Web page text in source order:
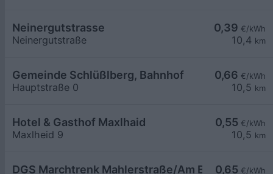
0,39 €/kWh
10,4 km
Neinergutstrasse
Neinergutstraße
0,66 €/kWh
10,5 km
Gemeinde Schlüßlberg, Bahnhof
Hauptstraße 0
0,55 €/kWh
10,5 km
Hotel & Gasthof Maxlhaid
Maxlheid 9
0,65 €/kWh
DGS Marchtrenk Mahlerstraße/Am Bahndamm